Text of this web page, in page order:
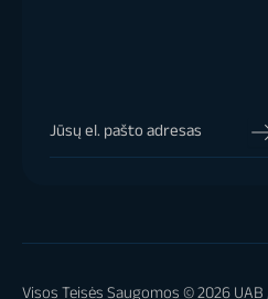
Visos Teisės Saugomos © 2026